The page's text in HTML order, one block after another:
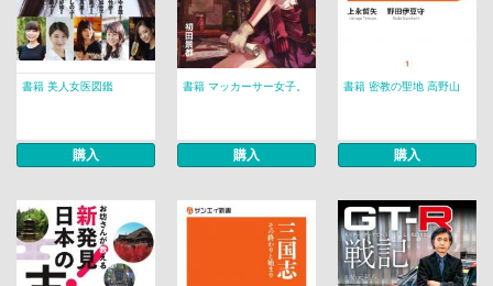
書籍 美人女医図鑑
購入
書籍 マッカーサー女子。
購入
書籍 密教の聖地 高野山
購入